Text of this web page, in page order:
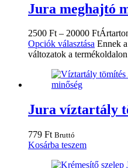
Jura meghajtó
2500 Ft – 20000 Ft
Opciók választása Ennek
változatok a
Jura víztartály
779 Ft Bruttó
Kosárba teszem